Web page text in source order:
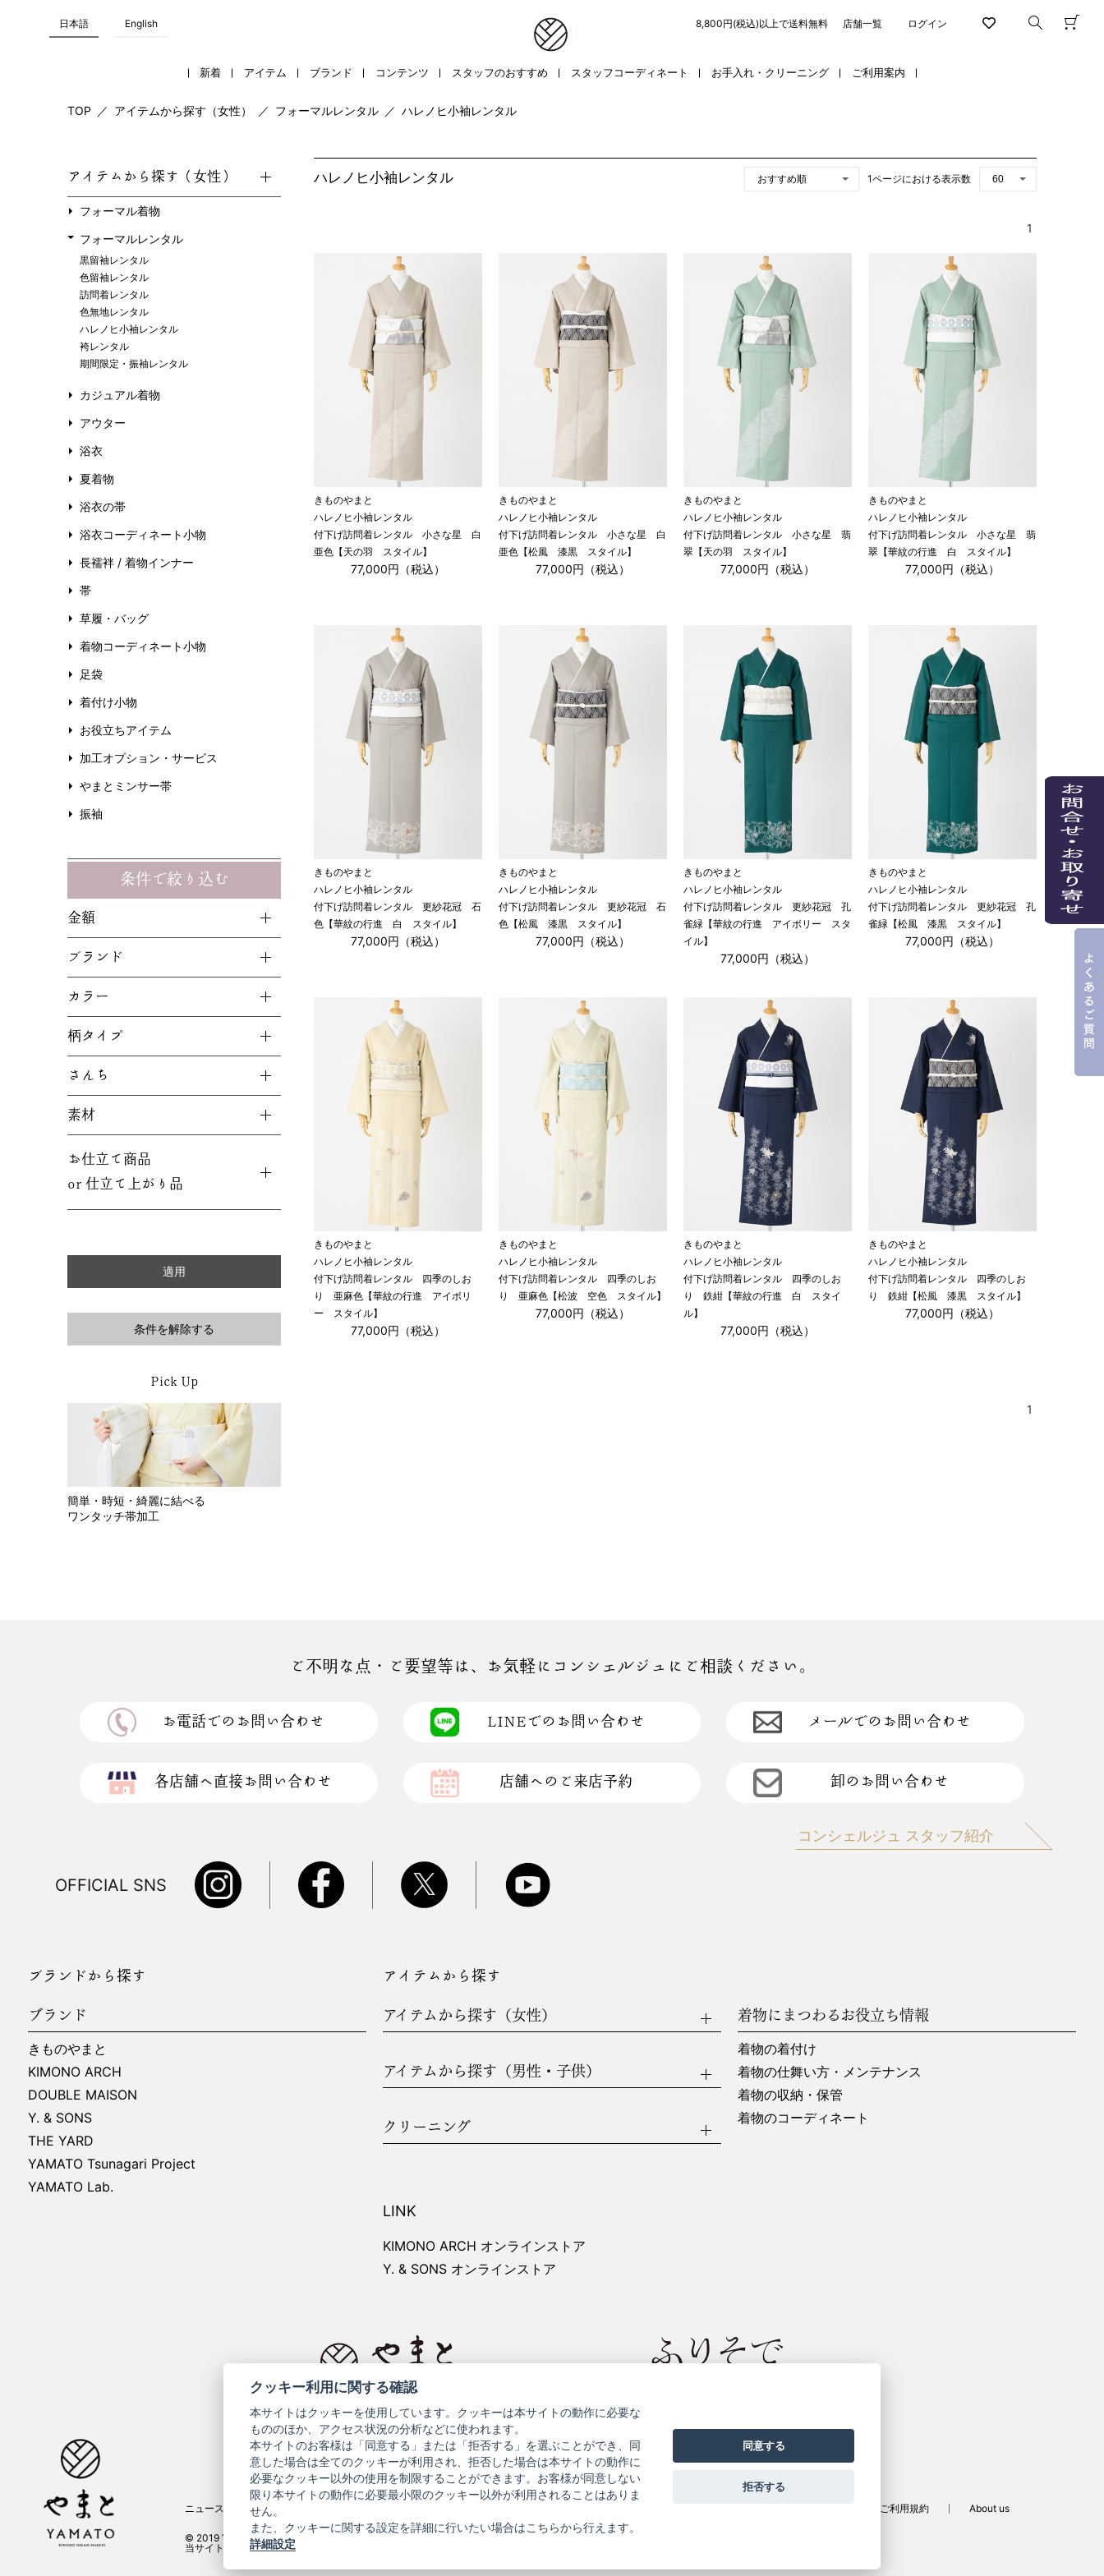
日本語 English ログイン
8,800円(税込)以上で送料無料 店舗一覧
新着 アイテム ブランド コンテンツ スタッフのおすすめ スタッフコーディネート お手入れ・クリーニング ご利用案内
TOP ／ アイテムから探す（女性） ／ フォーマルレンタル ／ ハレノヒ小袖レンタル
アイテムから探す（女性）
フォーマル着物
フォーマルレンタル
黒留袖レンタル
色留袖レンタル
訪問着レンタル
色無地レンタル
ハレノヒ小袖レンタル
袴レンタル
期間限定・振袖レンタル
カジュアル着物
アウター
浴衣
夏着物
浴衣の帯
浴衣コーディネート小物
長襦袢 / 着物インナー
帯
草履・バッグ
着物コーディネート小物
足袋
着付け小物
お役立ちアイテム
加工オプション・サービス
やまとミンサー帯
振袖
条件で絞り込む
金額
ブランド
カラー
柄タイプ
さんち
素材
お仕立て商品
or 仕立て上がり品
条件を解除する
Pick Up
簡単・時短・綺麗に結べる
ワンタッチ帯加工
ハレノヒ小袖レンタル 1ページにおける表示数
1
きものやまと
ハレノヒ小袖レンタル
付下げ訪問着レンタル 小さな星 白
亜色【天の羽 スタイル】
77,000円（税込）
きものやまと
ハレノヒ小袖レンタル
付下げ訪問着レンタル 小さな星 白
亜色【松風 漆黒 スタイル】
77,000円（税込）
きものやまと
ハレノヒ小袖レンタル
付下げ訪問着レンタル 小さな星 翡
翠【天の羽 スタイル】
77,000円（税込）
きものやまと
ハレノヒ小袖レンタル
付下げ訪問着レンタル 小さな星 翡
翠【華紋の行進 白 スタイル】
77,000円（税込）
きものやまと
ハレノヒ小袖レンタル
付下げ訪問着レンタル 更紗花冠 石
色【華紋の行進 白 スタイル】
77,000円（税込）
きものやまと
ハレノヒ小袖レンタル
付下げ訪問着レンタル 更紗花冠 石
色【松風 漆黒 スタイル】
77,000円（税込）
きものやまと
ハレノヒ小袖レンタル
付下げ訪問着レンタル 更紗花冠 孔
雀緑【華紋の行進 アイボリー スタ
イル】
77,000円（税込）
きものやまと
ハレノヒ小袖レンタル
付下げ訪問着レンタル 更紗花冠 孔
雀緑【松風 漆黒 スタイル】
77,000円（税込）
きものやまと
ハレノヒ小袖レンタル
付下げ訪問着レンタル 四季のしお
り 亜麻色【華紋の行進 アイボリ
ー スタイル】
77,000円（税込）
きものやまと
ハレノヒ小袖レンタル
付下げ訪問着レンタル 四季のしお
り 亜麻色【松波 空色 スタイル】
77,000円（税込）
きものやまと
ハレノヒ小袖レンタル
付下げ訪問着レンタル 四季のしお
り 鉄紺【華紋の行進 白 スタイ
ル】
77,000円（税込）
きものやまと
ハレノヒ小袖レンタル
付下げ訪問着レンタル 四季のしお
り 鉄紺【松風 漆黒 スタイル】
77,000円（税込）
1
ご不明な点・ご要望等は、お気軽にコンシェルジュにご相談ください。
お電話でのお問い合わせ LINEでのお問い合わせ メールでのお問い合わせ
各店舗へ直接お問い合わせ 店舗へのご来店予約 卸のお問い合わせ
コンシェルジュ スタッフ紹介
OFFICIAL SNS
ブランドから探す
ブランド
きものやまと
KIMONO ARCH
DOUBLE MAISON
Y. & SONS
THE YARD
YAMATO Tsunagari Project
YAMATO Lab.
アイテムから探す
アイテムから探す（女性）
アイテムから探す（男性・子供）
クリーニング
着物にまつわるお役立ち情報
着物の着付け
着物の仕舞い方・メンテナンス
着物の収納・保管
着物のコーディネート
LINK
KIMONO ARCH オンラインストア
Y. & SONS オンラインストア
コーポレートサイト きものやまと振袖サイト
ニュースレター ご利用規約 About us
© 2019 YAMATO CO, LTD.
当サイトの情報を転載、複製、改変等は禁止いたします
クッキー利用に関する確認
本サイトはクッキーを使用しています。クッキーは本サイトの動作に必要な
もののほか、アクセス状況の分析などに使われます。
本サイトのお客様は「同意する」または「拒否する」を選ぶことができ、同
意した場合は全てのクッキーが利用され、拒否した場合は本サイトの動作に
必要なクッキー以外の使用を制限することができます。お客様が同意しない
限り本サイトの動作に必要最小限のクッキー以外が利用されることはありま
せん。
また、クッキーに関する設定を詳細に行いたい場合はこちらから行えます。
詳細設定
同意する
拒否する